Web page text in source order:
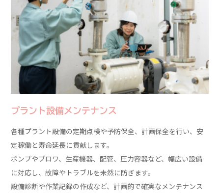
プラント設備メンテナンス
各種プラント設備の定期点検や予防保全、計画保全を行い、安
定稼働と寿命延長に貢献します。
ポンプやブロワ、生産機器、配管、圧力容器など、幅広い設備
に対応し、故障やトラブルを未然に防ぎます。
設備診断や作業記録の作成など、計画的で確実なメンテナンス